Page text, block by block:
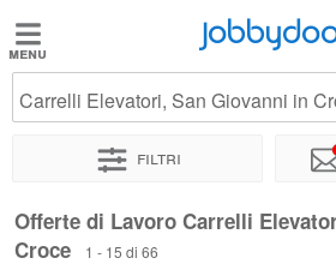
Jobbydoo
Offerte
Stipendi
Carrelli Elevatori, San Giovanni in
Filtri
Offerte di Lavoro Carrelli
Croce
1 - 15 di 66